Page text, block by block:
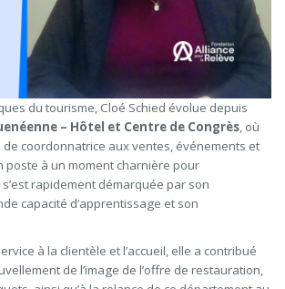
du tourisme, Cloé Schied évolue depuis
– Hôtel et Centre de Congrès, où
de coordonnatrice aux ventes, événements et
poste à un moment charnière pour
rapidement démarquée par son
capacité d’apprentissage et son
à la clientèle et l’accueil, elle a contribué
de l’image de l’offre de restauration,